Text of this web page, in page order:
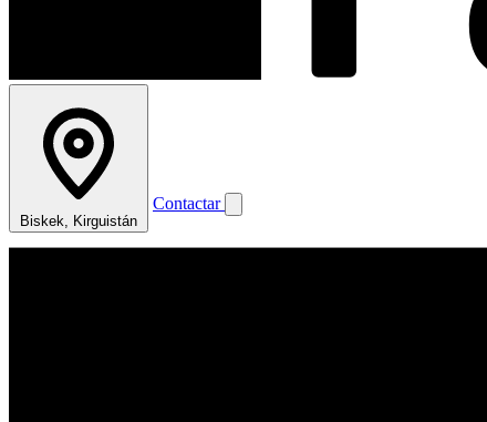
Biskek, Kirguistán
Contactar